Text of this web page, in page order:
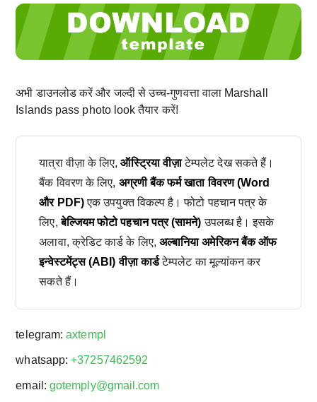
अभी डाउनलोड करें और जल्दी से उच्च-गुणवत्ता वाला Marshall
Islands pass photo look तैयार करें!
यात्रा वीज़ा के लिए,ऑस्ट्रिया वीज़ाटेम्पलेट देख सकते हैं।
बैंक विवरण के लिए, अग्रणी बैंक फर्म खाता विवरण (Word
और PDF)एक उपयुक्त विकल्प है। फोटो पहचान पत्र के
लिए,बेल्जियम फोटो पहचान पत्र (सामने) उपलब्ध है। इसके
अलावा, क्रेडिट कार्ड के लिए, अल्बानिया अमेरिकन बैंक ऑफ
इन्वेस्टमेंट्स (ABI) वीज़ा कार्डटेम्पलेट का मूल्यांकन कर
सकते हैं।
telegram:axtempl
whatsapp:+37257462592
email: gotemply@gmail.com